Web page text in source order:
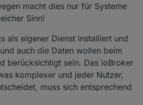
macht dies nur für Systeme
Sinn!
als eigener Dienst installiert und
auch die Daten wollen beim
berücksichtigt sein. Das ioBroker
komplexer und jeder Nutzer,
muss sich entsprechend